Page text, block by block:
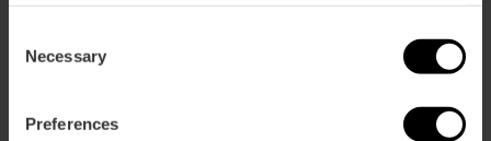
Selection
Necessary
Preferences